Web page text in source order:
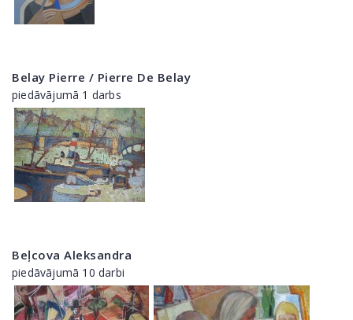
Belay Pierre / Pierre De Belay
piedāvājumā 1 darbs
Beļcova Aleksandra
piedāvājumā 10 darbi